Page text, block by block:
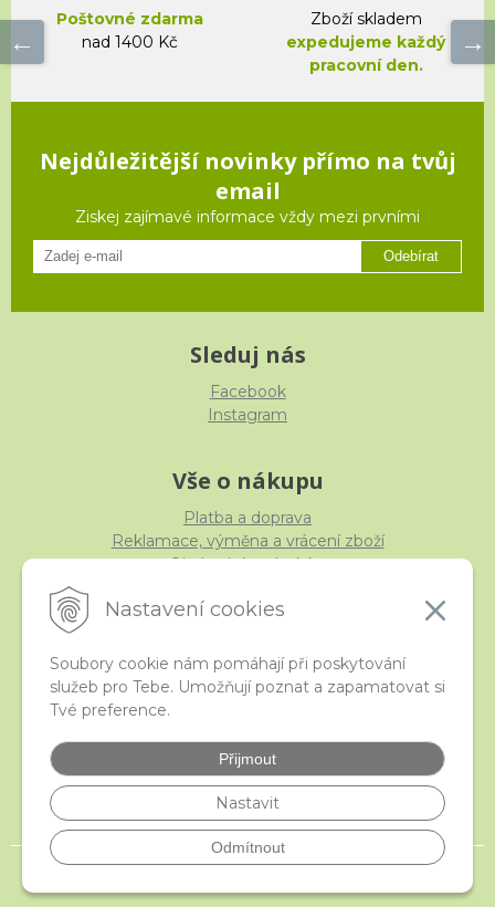
Nastavení cookies
Soubory cookie nám pomáhají při poskytování
služeb pro Tebe. Umožňují poznat a zapamatovat si
Tvé preference.
Přijmout
Nastavit
Odmítnout
Poštovné zdarma
nad 1400 Kč
Zboží skladem
expedujeme každý
pracovní den.
Nejdůležitější novinky přímo na tvůj
email
Ziskej zajímavé informace vždy mezi prvními
Odebírat
Sleduj nás
Facebook
Instagram
Vše o nákupu
Platba a doprava
Reklamace, výměna a vrácení zboží
Obchodní podmínky
iStraka
Velkoobchod
Nejčastější otázky
České puncovní značky
© 2026 istraka.cz - nejtřpytivější korálky a polodrahokamy široko daleko •